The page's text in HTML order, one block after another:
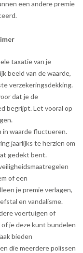
een andere premie
taxatie van je
beeld van de waarde,
verzekeringsdekking.
dat je de
begrijpt. Let vooral op
in waarde fluctueren.
jaarlijks te herzien om
gedekt bent.
of een
je premie verlagen,
en vandalisme.
voertuigen of
je deze kunt bundelen
bieden
die meerdere polissen